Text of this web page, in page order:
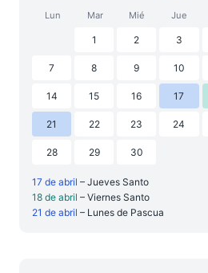
Lun Mar Mié Jue
1 2 3
7 8 9 10
14 15 16 17
21 22 23 24
28 29 30
17 de abril – Jueves Santo
18 de abril – Viernes Santo
21 de abril – Lunes de Pascua